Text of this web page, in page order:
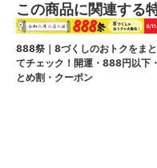
この商品に関連する
888祭｜8づくしのおトクをま
てチェック！開運・888円以下
とめ割・クーポン